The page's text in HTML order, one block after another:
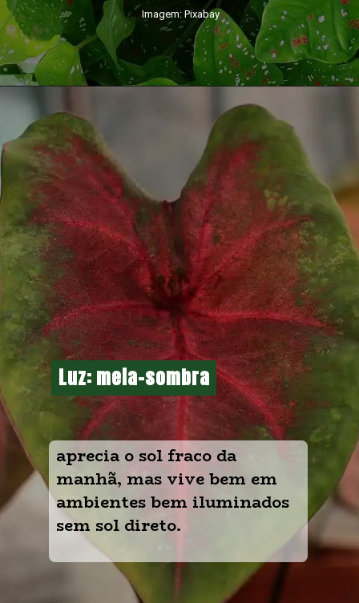
Imagem: Pixabay
Luz: meia-sombra
Luz: meia-sombra
aprecia o sol fraco da
manhã, mas vive bem em
ambientes bem iluminados
sem sol direto.